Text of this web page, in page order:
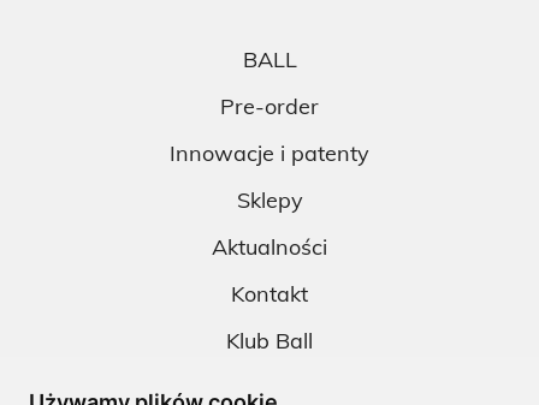
BALL
Pre-order
Innowacje i patenty
Sklepy
Aktualności
Kontakt
Klub Ball
Pobieranie